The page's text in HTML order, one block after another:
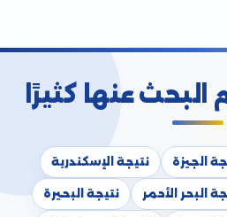
عنها كثيرًا
الجيزة نتيجة الإسكندرية
البحر الأحمر نتيجة البحيرة